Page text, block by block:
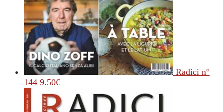
Radici n°
144 9.50€